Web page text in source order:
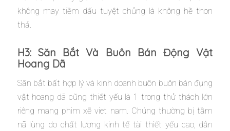
không may tiềm dấu tuyệt chủng là không hề thon
thả.
H3: Săn Bắt Và Buôn Bán Động Vật
Hoang Dã
Săn bắt bất hợp lý và kinh doanh buôn buôn bán đụng
vật hoang dã cũng thiết yếu là 1 trong thử thách lớn
riêng mang phim xẽ viet nam. Chúng thường bị tầm
nã lùng do chất lượng kinh tế tài thiết yếu cao, dẫn